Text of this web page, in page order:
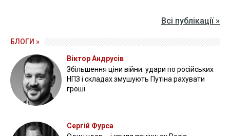
Всі публікації »
БЛОГИ »
Віктор Андрусів
Збільшення ціни війни: удари по російських
НПЗ і складах змушують Путіна рахувати
гроші
Сергій Фурса